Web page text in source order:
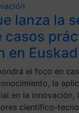
lanza la
casos
en
el foco en
la
en la innovación,
científico-